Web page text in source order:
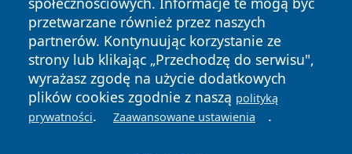
przetwarzane również przez naszych
partnerów. Kontynuując korzystanie ze
strony lub klikając „Przechodzę do serwisu",
wyrażasz zgodę na użycie dodatkowych
plików cookies zgodnie z naszą polityką
prywatności. Zaawansowane ustawienia .
Copyright © 2026 tarnowskie24.pl Wszystkie prawa
zastrzeżone.